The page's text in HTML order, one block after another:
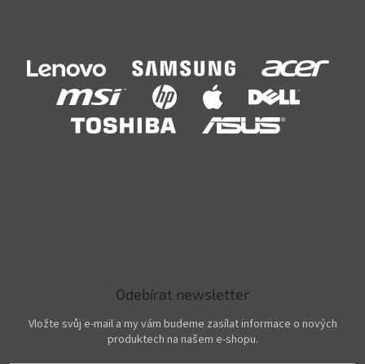
Odebírat newsletter
Vložte svůj e-mail a my vám budeme zasílat informace o nových
produktech na našem e-shopu.